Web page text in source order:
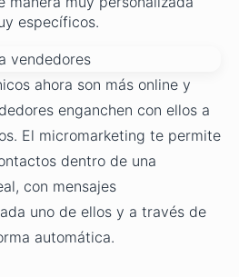
específicos.
ahora son más online y
enganchen con ellos a
El micromarketing te permite
dentro de una
con mensajes
uno de ellos y a través de
automática.